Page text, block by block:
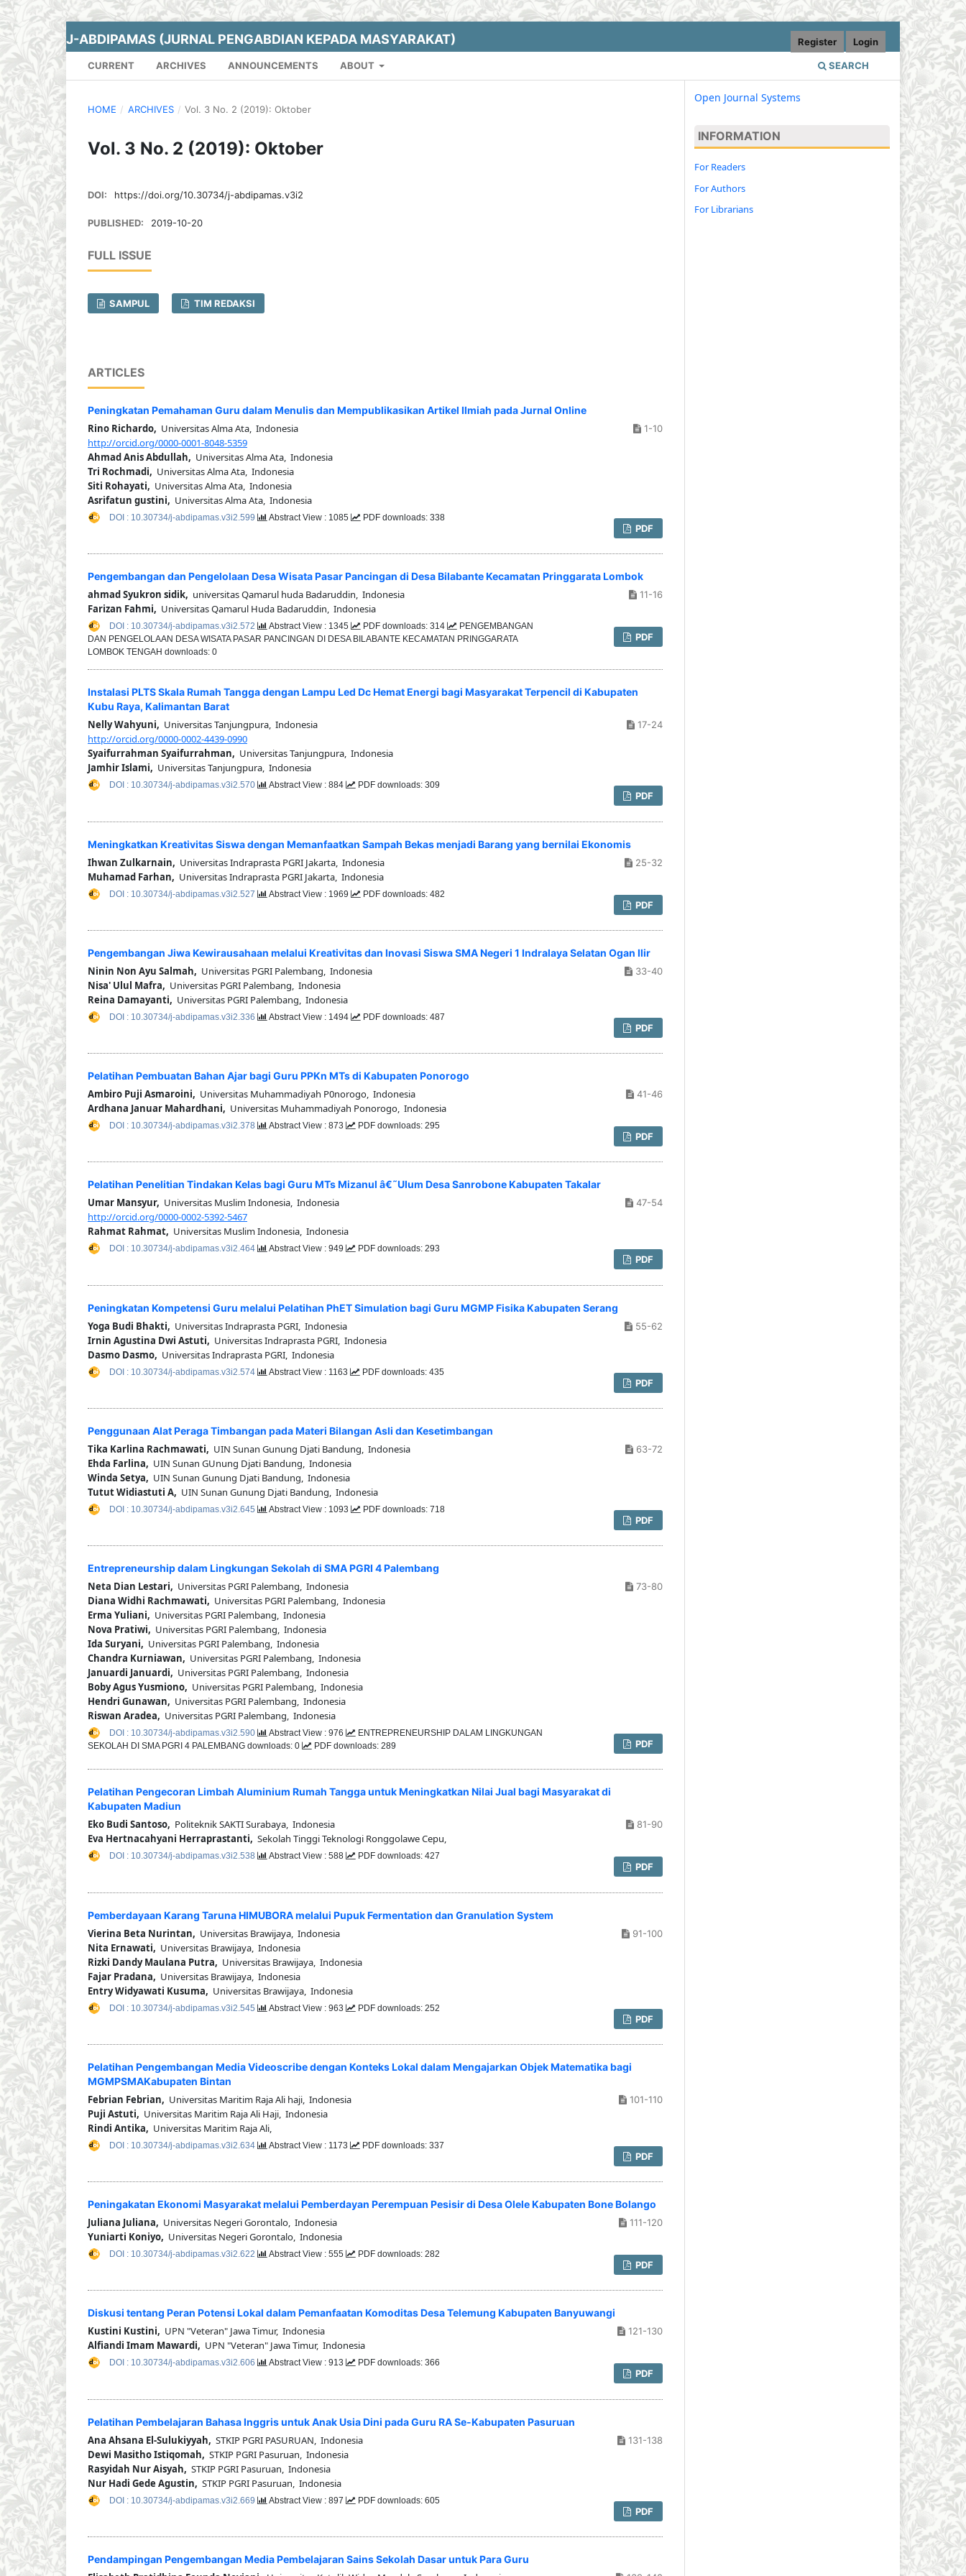
J-ABDIPAMAS (JURNAL PENGABDIAN KEPADA MASYARAKAT)
CURRENT ARCHIVES ANNOUNCEMENTS ABOUT SEARCH
Register Login
HOME / ARCHIVES / Vol. 3 No. 2 (2019): Oktober
Vol. 3 No. 2 (2019): Oktober
DOI: https://doi.org/10.30734/j-abdipamas.v3i2
PUBLISHED: 2019-10-20
FULL ISSUE
SAMPUL TIM REDAKSI
ARTICLES
Peningkatan Pemahaman Guru dalam Menulis dan Mempublikasikan Artikel Ilmiah pada Jurnal Online
Rino Richardo, Universitas Alma Ata, Indonesia
http://orcid.org/0000-0001-8048-5359
Ahmad Anis Abdullah, Universitas Alma Ata, Indonesia
Tri Rochmadi, Universitas Alma Ata, Indonesia
Siti Rohayati, Universitas Alma Ata, Indonesia
Asrifatun gustini, Universitas Alma Ata, Indonesia
1-10
PDF
DOI : 10.30734/j-abdipamas.v3i2.599 Abstract View : 1085 PDF downloads: 338
Pengembangan dan Pengelolaan Desa Wisata Pasar Pancingan di Desa Bilabante Kecamatan Pringgarata Lombok
ahmad Syukron sidik, universitas Qamarul huda Badaruddin, Indonesia
Farizan Fahmi, Universitas Qamarul Huda Badaruddin, Indonesia
11-16
PDF
DOI : 10.30734/j-abdipamas.v3i2.572 Abstract View : 1345 PDF downloads: 314
PENGEMBANGAN
DAN PENGELOLAAN DESA WISATA PASAR PANCINGAN DI DESA BILABANTE KECAMATAN PRINGGARATA
LOMBOK TENGAH downloads: 0
Instalasi PLTS Skala Rumah Tangga dengan Lampu Led Dc Hemat Energi bagi Masyarakat Terpencil di Kabupaten
Kubu Raya, Kalimantan Barat
Nelly Wahyuni, Universitas Tanjungpura, Indonesia
http://orcid.org/0000-0002-4439-0990
Syaifurrahman Syaifurrahman, Universitas Tanjungpura, Indonesia
Jamhir Islami, Universitas Tanjungpura, Indonesia
17-24
PDF
DOI : 10.30734/j-abdipamas.v3i2.570 Abstract View : 884 PDF downloads: 309
Meningkatkan Kreativitas Siswa dengan Memanfaatkan Sampah Bekas menjadi Barang yang bernilai Ekonomis
Ihwan Zulkarnain, Universitas Indraprasta PGRI Jakarta, Indonesia
Muhamad Farhan, Universitas Indraprasta PGRI Jakarta, Indonesia
25-32
PDF
DOI : 10.30734/j-abdipamas.v3i2.527 Abstract View : 1969 PDF downloads: 482
Pengembangan Jiwa Kewirausahaan melalui Kreativitas dan Inovasi Siswa SMA Negeri 1 Indralaya Selatan Ogan Ilir
Ninin Non Ayu Salmah, Universitas PGRI Palembang, Indonesia
Nisa' Ulul Mafra, Universitas PGRI Palembang, Indonesia
Reina Damayanti, Universitas PGRI Palembang, Indonesia
33-40
PDF
DOI : 10.30734/j-abdipamas.v3i2.336 Abstract View : 1494 PDF downloads: 487
Pelatihan Pembuatan Bahan Ajar bagi Guru PPKn MTs di Kabupaten Ponorogo
Ambiro Puji Asmaroini, Universitas Muhammadiyah P0norogo, Indonesia
Ardhana Januar Mahardhani, Universitas Muhammadiyah Ponorogo, Indonesia
41-46
PDF
DOI : 10.30734/j-abdipamas.v3i2.378 Abstract View : 873 PDF downloads: 295
Pelatihan Penelitian Tindakan Kelas bagi Guru MTs Mizanul â€˜Ulum Desa Sanrobone Kabupaten Takalar
Umar Mansyur, Universitas Muslim Indonesia, Indonesia
http://orcid.org/0000-0002-5392-5467
Rahmat Rahmat, Universitas Muslim Indonesia, Indonesia
47-54
PDF
DOI : 10.30734/j-abdipamas.v3i2.464 Abstract View : 949 PDF downloads: 293
Peningkatan Kompetensi Guru melalui Pelatihan PhET Simulation bagi Guru MGMP Fisika Kabupaten Serang
Yoga Budi Bhakti, Universitas Indraprasta PGRI, Indonesia
Irnin Agustina Dwi Astuti, Universitas Indraprasta PGRI, Indonesia
Dasmo Dasmo, Universitas Indraprasta PGRI, Indonesia
55-62
PDF
DOI : 10.30734/j-abdipamas.v3i2.574 Abstract View : 1163 PDF downloads: 435
Penggunaan Alat Peraga Timbangan pada Materi Bilangan Asli dan Kesetimbangan
Tika Karlina Rachmawati, UIN Sunan Gunung Djati Bandung, Indonesia
Ehda Farlina, UIN Sunan GUnung Djati Bandung, Indonesia
Winda Setya, UIN Sunan Gunung Djati Bandung, Indonesia
Tutut Widiastuti A, UIN Sunan Gunung Djati Bandung, Indonesia
63-72
PDF
DOI : 10.30734/j-abdipamas.v3i2.645 Abstract View : 1093 PDF downloads: 718
Entrepreneurship dalam Lingkungan Sekolah di SMA PGRI 4 Palembang
Neta Dian Lestari, Universitas PGRI Palembang, Indonesia
Diana Widhi Rachmawati, Universitas PGRI Palembang, Indonesia
Erma Yuliani, Universitas PGRI Palembang, Indonesia
Nova Pratiwi, Universitas PGRI Palembang, Indonesia
Ida Suryani, Universitas PGRI Palembang, Indonesia
Chandra Kurniawan, Universitas PGRI Palembang, Indonesia
Januardi Januardi, Universitas PGRI Palembang, Indonesia
Boby Agus Yusmiono, Universitas PGRI Palembang, Indonesia
Hendri Gunawan, Universitas PGRI Palembang, Indonesia
Riswan Aradea, Universitas PGRI Palembang, Indonesia
73-80
PDF
DOI : 10.30734/j-abdipamas.v3i2.590 Abstract View : 976
ENTREPRENEURSHIP DALAM LINGKUNGAN
SEKOLAH DI SMA PGRI 4 PALEMBANG downloads: 0
PDF downloads: 289
Pelatihan Pengecoran Limbah Aluminium Rumah Tangga untuk Meningkatkan Nilai Jual bagi Masyarakat di
Kabupaten Madiun
Eko Budi Santoso, Politeknik SAKTI Surabaya, Indonesia
Eva Hertnacahyani Herraprastanti, Sekolah Tinggi Teknologi Ronggolawe Cepu,
81-90
PDF
DOI : 10.30734/j-abdipamas.v3i2.538 Abstract View : 588 PDF downloads: 427
Pemberdayaan Karang Taruna HIMUBORA melalui Pupuk Fermentation dan Granulation System
Vierina Beta Nurintan, Universitas Brawijaya, Indonesia
Nita Ernawati, Universitas Brawijaya, Indonesia
Rizki Dandy Maulana Putra, Universitas Brawijaya, Indonesia
Fajar Pradana, Universitas Brawijaya, Indonesia
Entry Widyawati Kusuma, Universitas Brawijaya, Indonesia
91-100
PDF
DOI : 10.30734/j-abdipamas.v3i2.545 Abstract View : 963 PDF downloads: 252
Pelatihan Pengembangan Media Videoscribe dengan Konteks Lokal dalam Mengajarkan Objek Matematika bagi
MGMPSMAKabupaten Bintan
Febrian Febrian, Universitas Maritim Raja Ali haji, Indonesia
Puji Astuti, Universitas Maritim Raja Ali Haji, Indonesia
Rindi Antika, Universitas Maritim Raja Ali,
101-110
PDF
DOI : 10.30734/j-abdipamas.v3i2.634 Abstract View : 1173 PDF downloads: 337
Peningakatan Ekonomi Masyarakat melalui Pemberdayan Perempuan Pesisir di Desa Olele Kabupaten Bone Bolango
Juliana Juliana, Universitas Negeri Gorontalo, Indonesia
Yuniarti Koniyo, Universitas Negeri Gorontalo, Indonesia
111-120
PDF
DOI : 10.30734/j-abdipamas.v3i2.622 Abstract View : 555 PDF downloads: 282
Diskusi tentang Peran Potensi Lokal dalam Pemanfaatan Komoditas Desa Telemung Kabupaten Banyuwangi
Kustini Kustini, UPN "Veteran" Jawa Timur, Indonesia
Alfiandi Imam Mawardi, UPN "Veteran" Jawa Timur, Indonesia
121-130
PDF
DOI : 10.30734/j-abdipamas.v3i2.606 Abstract View : 913 PDF downloads: 366
Pelatihan Pembelajaran Bahasa Inggris untuk Anak Usia Dini pada Guru RA Se-Kabupaten Pasuruan
Ana Ahsana El-Sulukiyyah, STKIP PGRI PASURUAN, Indonesia
Dewi Masitho Istiqomah, STKIP PGRI Pasuruan, Indonesia
Rasyidah Nur Aisyah, STKIP PGRI Pasuruan, Indonesia
Nur Hadi Gede Agustin, STKIP PGRI Pasuruan, Indonesia
131-138
PDF
DOI : 10.30734/j-abdipamas.v3i2.669 Abstract View : 897 PDF downloads: 605
Pendampingan Pengembangan Media Pembelajaran Sains Sekolah Dasar untuk Para Guru
Open Journal Systems
INFORMATION
For Readers
For Authors
For Librarians